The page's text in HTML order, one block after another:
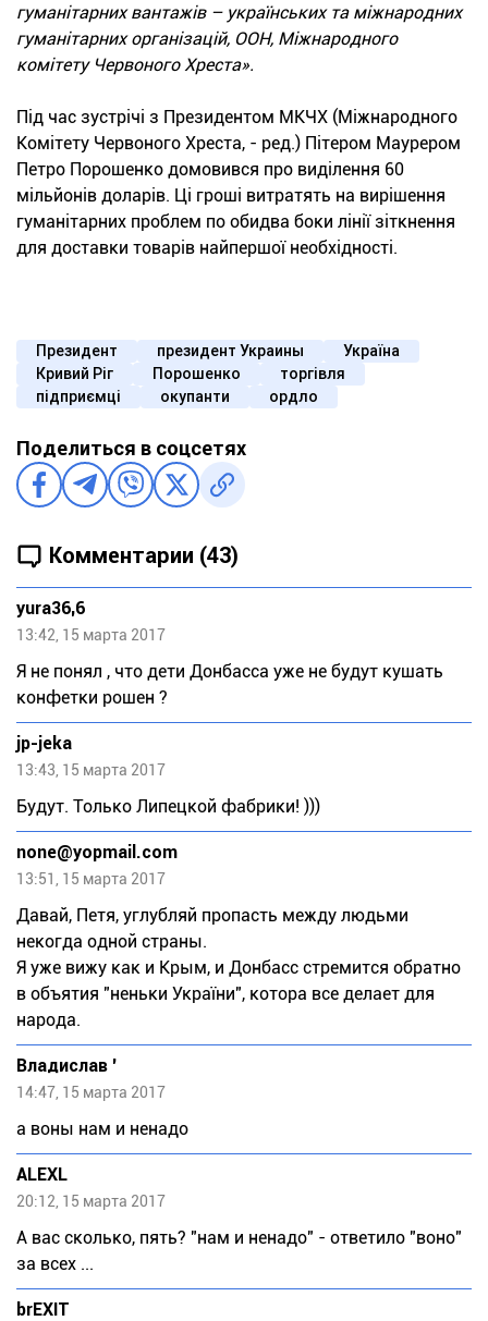
гуманітарних вантажів – українських та міжнародних
гуманітарних організацій, ООН, Міжнародного
комітету Червоного Хреста».
Під час зустрічі з Президентом МКЧХ (Міжнародного
Комітету Червоного Хреста, - ред.) Пітером Маурером
Петро Порошенко домовився про виділення 60
мільйонів доларів. Ці гроші витратять на вирішення
гуманітарних проблем по обидва боки лінії зіткнення
для доставки товарів найпершої необхідності.
Президент президент Украины
Україна
Кривий Ріг
Порошенко
торгівля
підприємці
окупанти ордло
Поделиться в соцсетях
Комментарии (43)
yura36,6
13:42, 15 марта 2017
Я не понял , что дети Донбасса уже не будут кушать
конфетки рошен ?
jp-jeka
13:43, 15 марта 2017
Будут. Только Липецкой фабрики! )))
none@yopmail.com
13:51, 15 марта 2017
Давай, Петя, углубляй пропасть между людьми
некогда одной страны.
Я уже вижу как и Крым, и Донбасс стремится обратно
в объятия "неньки України", котора все делает для
народа.
Владислав '
14:47, 15 марта 2017
а воны нам и ненадо
ALEXL
20:12, 15 марта 2017
А вас сколько, пять? "нам и ненадо" - ответило "воно"
за всех ...
brEXIT